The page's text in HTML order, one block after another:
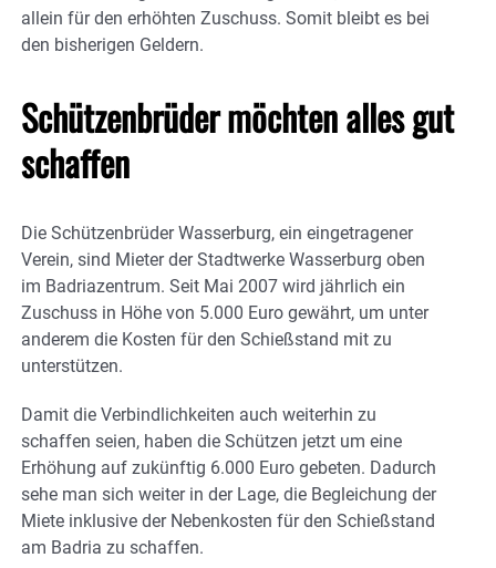
allein für den erhöhten Zuschuss. Somit bleibt es bei
den bisherigen Geldern.
Schützenbrüder möchten alles gut
schaffen
Die Schützenbrüder Wasserburg, ein eingetragener
Verein, sind Mieter der Stadtwerke Wasserburg oben
im Badriazentrum. Seit Mai 2007 wird jährlich ein
Zuschuss in Höhe von 5.000 Euro gewährt, um unter
anderem die Kosten für den Schießstand mit zu
unterstützen.
Damit die Verbindlichkeiten auch weiterhin zu
schaffen seien, haben die Schützen jetzt um eine
Erhöhung auf zukünftig 6.000 Euro gebeten. Dadurch
sehe man sich weiter in der Lage, die Begleichung der
Miete inklusive der Nebenkosten für den Schießstand
am Badria zu schaffen.